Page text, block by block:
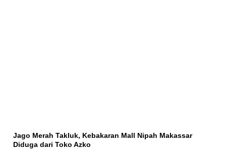
Jago Merah Takluk, Kebakaran Mall Nipah Makassar
Diduga dari Toko Azko